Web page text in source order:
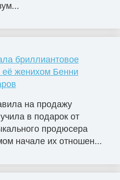
бриллиантовое
её женихом Бенни
на продажу
в подарок от
продюсера
начале их отношен...